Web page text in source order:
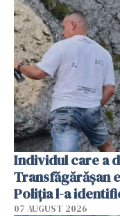
Individul care a
Transfăgărășan
Poliția l-a
07 AUGUST 2026